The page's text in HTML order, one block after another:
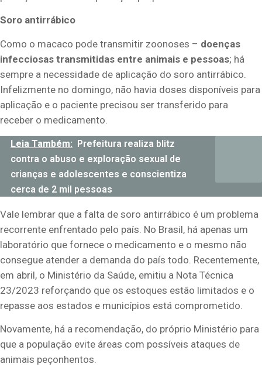
Soro antirrábico
Como o macaco pode transmitir zoonoses – doenças
infecciosas transmitidas entre animais e pessoas; há
sempre a necessidade de aplicação do soro antirrábico.
Infelizmente no domingo, não havia doses disponíveis para
aplicação e o paciente precisou ser transferido para
receber o medicamento.
Leia Também: Prefeitura realiza blitz
contra o abuso e exploração sexual de
crianças e adolescentes e conscientiza
cerca de 2 mil pessoas
Vale lembrar que a falta de soro antirrábico é um problema
recorrente enfrentado pelo país. No Brasil, há apenas um
laboratório que fornece o medicamento e o mesmo não
consegue atender a demanda do país todo. Recentemente,
em abril, o Ministério da Saúde, emitiu a Nota Técnica
23/2023 reforçando que os estoques estão limitados e o
repasse aos estados e municípios está comprometido.
Novamente, há a recomendação, do próprio Ministério para
que a população evite áreas com possíveis ataques de
animais peçonhentos.